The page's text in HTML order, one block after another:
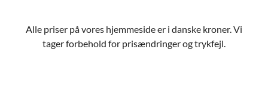
Alle priser på vores hjemmeside er i danske kroner. Vi
tager forbehold for prisændringer og trykfejl.